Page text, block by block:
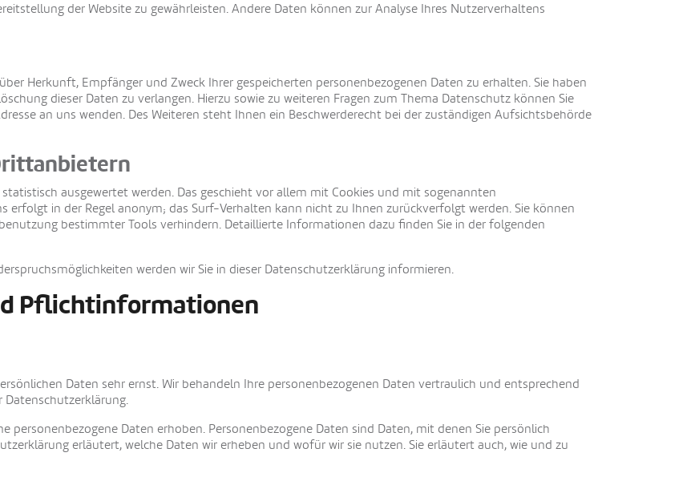
der Website zu gewährleisten. Andere Daten können zur Analyse Ihres Nutzerverhaltens
Herkunft, Empfänger und Zweck Ihrer gespeicherten personenbezogenen Daten zu erhalten. Sie haben
dieser Daten zu verlangen. Hierzu sowie zu weiteren Fragen zum Thema Datenschutz können Sie
an uns wenden. Des Weiteren steht Ihnen ein Beschwerderecht bei der zuständigen Aufsichtsbehörde
ausgewertet werden. Das geschieht vor allem mit Cookies und mit sogenannten
erfolgt in der Regel anonym; das Surf-Verhalten kann nicht zu Ihnen zurückverfolgt werden. Sie können
bestimmter Tools verhindern. Detaillierte Informationen dazu finden Sie in der folgenden
werden wir Sie in dieser Datenschutzerklärung informieren.
Pflichtinformationen
Daten sehr ernst. Wir behandeln Ihre personenbezogenen Daten vertraulich und entsprechend
Datenschutzerklärung.
personenbezogene Daten erhoben. Personenbezogene Daten sind Daten, mit denen Sie persönlich
erläutert, welche Daten wir erheben und wofür wir sie nutzen. Sie erläutert auch, wie und zu